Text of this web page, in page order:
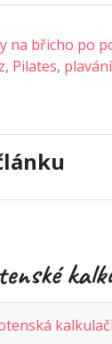
na břicho po
, Pilates, plavání